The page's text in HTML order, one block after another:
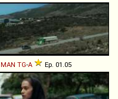
MAN TG-A Ep. 01.05